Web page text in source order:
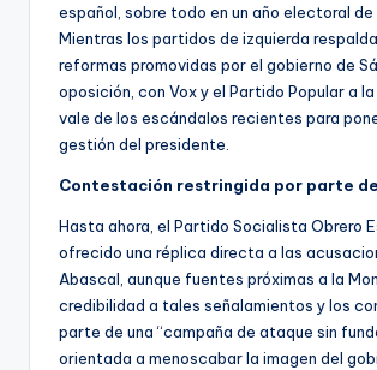
español, sobre todo en un año electoral de
Mientras los partidos de izquierda
reformas promovidas por el gobierno de
oposición, con Vox y el Partido Popular a
vale de los escándalos recientes para
gestión del presidente.
Contestación restringida por parte
Hasta ahora, el Partido Socialista Obrero
ofrecido una réplica directa a las
Abascal, aunque fuentes próximas a la
credibilidad a tales señalamientos y los
parte de una “campaña de ataque sin
orientada a menoscabar la imagen del